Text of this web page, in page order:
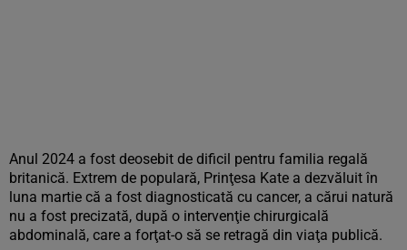
Anul 2024 a fost deosebit de dificil pentru familia regală
britanică. Extrem de populară, Prinţesa Kate a dezvăluit în
luna martie că a fost diagnosticată cu cancer, a cărui natură
nu a fost precizată, după o intervenţie chirurgicală
abdominală, care a forţat-o să se retragă din viaţa publică.